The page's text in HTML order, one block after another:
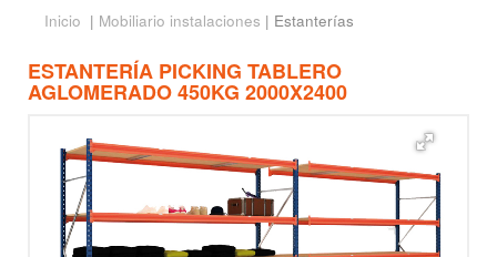
Inicio | Mobiliario instalaciones | Estanterías
ESTANTERÍA PICKING TABLERO
AGLOMERADO 450KG 2000X2400